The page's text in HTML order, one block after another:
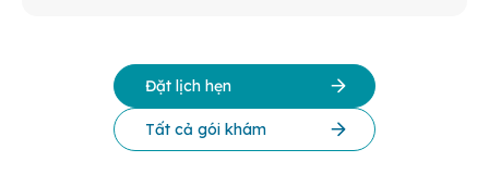
Đặt lịch hẹn
Tất cả gói khám